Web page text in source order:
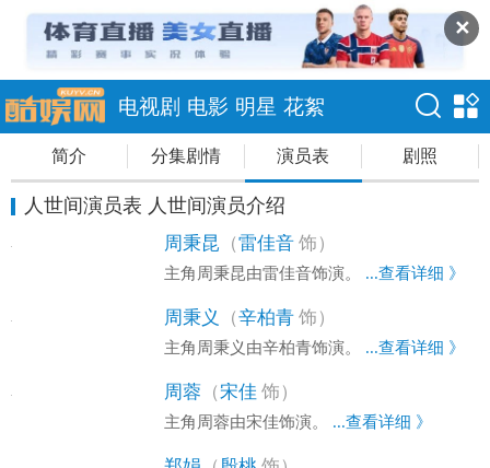
✕
电视剧 电影 明星 花絮
简介 分集剧情 演员表 剧照
人世间演员表 人世间演员介绍
周秉昆 （雷佳音 饰）
主角周秉昆由雷佳音饰演。 ...查看详细 》
周秉义 （辛柏青 饰）
主角周秉义由辛柏青饰演。 ...查看详细 》
周蓉 （ 宋佳 饰）
主角周蓉由宋佳饰演。 ...查看详细 》